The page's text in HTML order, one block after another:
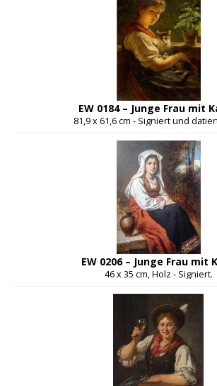
EW 0184 – Junge Frau mit
81,9 x 61,6 cm - Signiert und
EW 0206 – Junge Frau mit
46 x 35 cm, Holz - Signiert.